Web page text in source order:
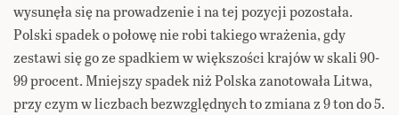
wysunęła się na prowadzenie i na tej pozycji pozostała.
Polski spadek o połowę nie robi takiego wrażenia, gdy
zestawi się go ze spadkiem w większości krajów w skali 90-
99 procent. Mniejszy spadek niż Polska zanotowała Litwa,
przy czym w liczbach bezwzględnych to zmiana z 9 ton do 5.